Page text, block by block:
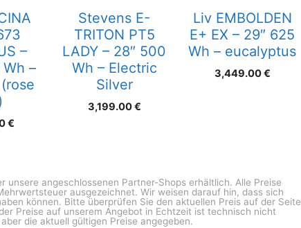
–
–
€
Stevens E-
TRITON PT5
LADY – 28″ 500
Wh – Electric
Silver
3,199.00€
Liv EMBOLDEN
E+ EX – 29″ 625
Wh – eucalyptus
3,449.00€
unsere angeschlossenen Partner-Shops erhältlich. Alle Preise
ausgezeichnet. Wir weisen darauf hin, dass sich
können. Bitte überprüfen Sie den aktuellen Preis auf der Seite
Preise auf unserem Angebot in Echtzeit ist technisch nicht
die aktuell gültigen Preise angegeben.